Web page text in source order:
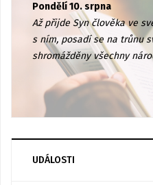
Pondělí 10. srpna
Až přijde Syn člověka ve
s ním, posadí se na trůnu
shromážděny všechny
UDÁLOSTI